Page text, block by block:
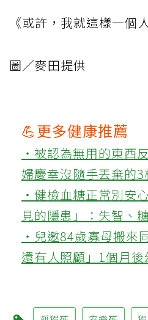
《或許，我就這樣一個
圖／麥田提供
💪更多健康推薦
‧被認為無用的東西
婦慶幸沒隨手丟棄的3
‧健檢血糖正常別安
見的隱患」：失智、
‧兒邀84歲寡母搬來
還有人照顧」1個月